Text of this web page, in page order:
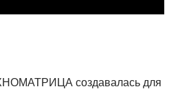
создавалась для